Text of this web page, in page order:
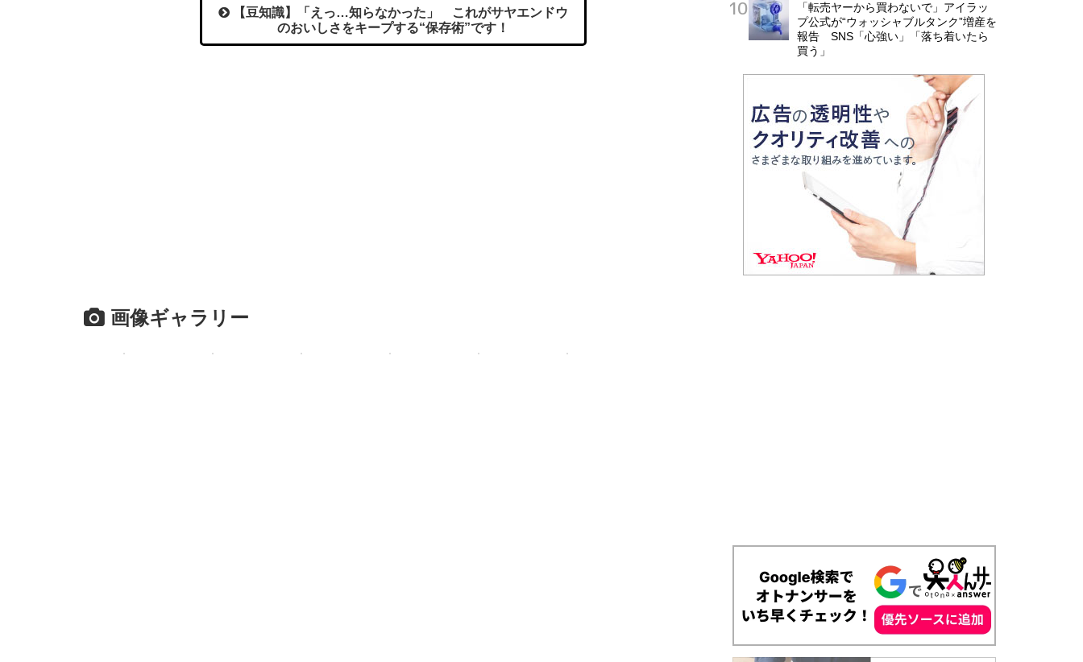
【豆知識】「えっ…知らなかった」 これがサヤエンドウ
のおいしさをキープする“保存術”です！
画像ギャラリー
「転売ヤーから買わないで」アイラッ
プ公式が“ウォッシャブルタンク”増産を
報告 SNS「心強い」「落ち着いたら
買う」